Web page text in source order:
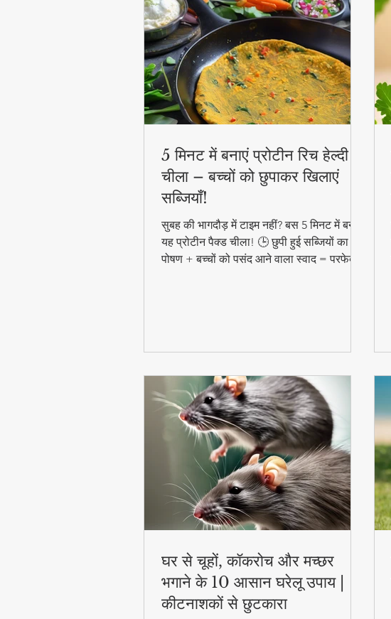
5 मिनट में बनाएं प्रोटीन रिच हेल्दी
चीला – बच्चों को छुपाकर खिलाएं
सब्जियाँ!
सुबह की भागदौड़ में टाइम नहीं? बस 5 मिनट में बनाएं
यह प्रोटीन पैक्ड चीला! 🕒 छुपी हुई सब्जियों का
पोषण + बच्चों को पसंद आने वाला स्वाद = परफेक्ट
घर से चूहों, कॉकरोच और मच्छर
भगाने के 10 आसान घरेलू उपाय |
कीटनाशकों से छुटकारा